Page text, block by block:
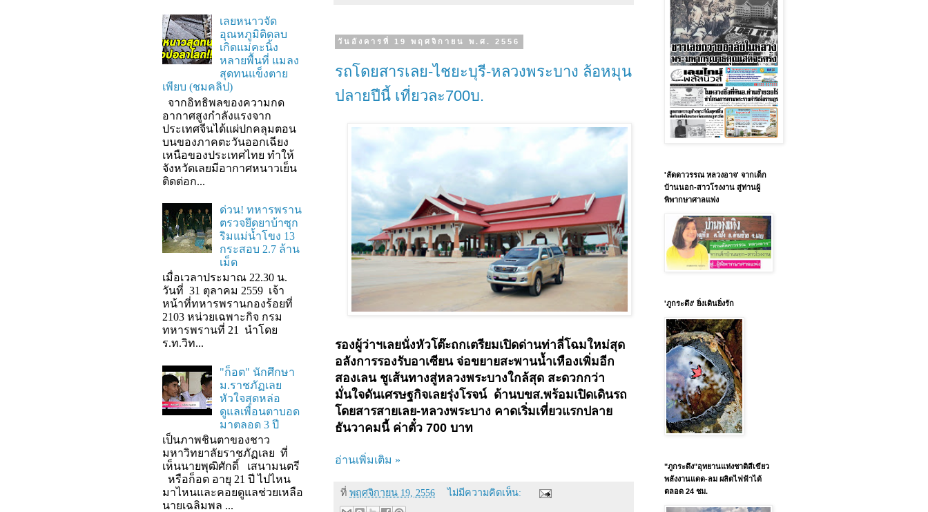
วันอังคารที่ 19 พฤศจิกายน พ.ศ. 2556
รถโดยสารเลย-ไชยะบุรี-หลวงพระบาง ล้อหมุน
ปลายปีนี้ เที่ยวละ700บ.
รองผู้ว่าฯเลยนั่งหัวโต๊ะถกเตรียมเปิดด่านท่าลี่โฉมใหม่สุด
อลังการรองรับอาเซียน จ่อขยายสะพานน้ำเหืองเพิ่มอีก
สองเลน ชูเส้นทางสู่หลวงพระบางใกล้สุด สะดวกกว่า
มั่นใจดันเศรษฐกิจเลยรุ่งโรจน์ ด้านบขส.พร้อมเปิดเดินรถ
โดยสารสายเลย-หลวงพระบาง คาดเริ่มเที่ยวแรกปลาย
ธันวาคมนี้ ค่าตั๋ว 700 บาท
อ่านเพิ่มเติม »
ที่ พฤศจิกายน 19, 2556 ไม่มีความคิดเห็น:
เลยหนาวจัด
อุณหภูมิติดลบ
เกิดแม่คะนิ้ง
หลายพื้นที่ แมลง
สุดทนแข็งตาย
เพียบ (ชมคลิป)
จากอิทธิพลของความกด
อากาศสูงกำลังแรงจาก
ประเทศจีนได้แผ่ปกคลุมตอน
บนของภาคตะวันออกเฉียง
เหนือของประเทศไทย ทำให้
จังหวัดเลยมีอากาศหนาวเย็น
ติดต่อก...
ด่วน! ทหารพราน
ตรวจยึดยาบ้าซุก
ริมแม่น้ำโขง 13
กระสอบ 2.7 ล้าน
เม็ด
เมื่อเวลาประมาณ 22.30 น.
วันที่ 31 ตุลาคม 2559 เจ้า
หน้าที่ทหารพรานกองร้อยที่
2103 หน่วยเฉพาะกิจ กรม
ทหารพรานที่ 21 นำโดย
ร.ท.วิท...
"ก็อต" นักศึกษา
ม.ราชภัฏเลย
หัวใจสุดหล่อ
ดูแลเพื่อนตาบอด
มาตลอด 3 ปี
เป็นภาพชินตาของชาว
มหาวิทยาลัยราชภัฏเลย ที่
เห็นนายพุฒิศักดิ์ เสนามนตรี
หรือก็อต อายุ 21 ปี ไปไหน
มาไหนและคอยดูแลช่วยเหลือ
นายเฉลิมพล ...
'ลัดดาวรรณ หลวงอาจ' จากเด็ก
บ้านนอก-สาวโรงงาน สู่ท่านผู้
พิพากษาศาลแพ่ง
'ภูกระดึง' ยิ่งเดินยิ่งรัก
"ภูกระดึง"อุทยานแห่งชาติสีเขียว
พลังงานแดด-ลม ผลิตไฟฟ้าได้
ตลอด 24 ชม.